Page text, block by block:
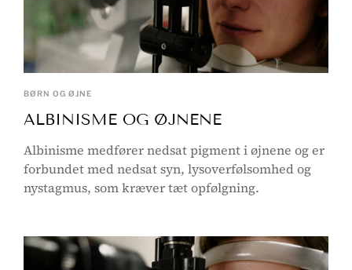
BØRN OG ØJNE
ALBINISME OG ØJNENE
Albinisme medfører nedsat pigment i øjnene og er
forbundet med nedsat syn, lysoverfølsomhed og
nystagmus, som kræver tæt opfølgning.